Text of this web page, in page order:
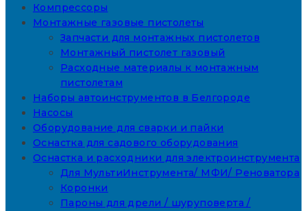
Компрессоры
Монтажные газовые пистолеты
Запчасти для монтажных пистолетов
Монтажный пистолет газовый
Расходные материалы к монтажным
пистолетам
Наборы автоинструментов в Белгороде
Насосы
Оборудование для сварки и пайки
Оснастка для садового оборудования
Оснастка и расходники для электроинструмента
Для МультиИнструмента/ МФИ/ Реноватора
Коронки
Пароны для дрели / шуруповерта /